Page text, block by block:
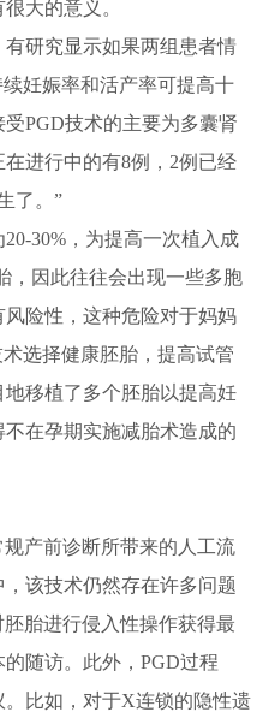
大的意义。
研究显示如果两组患者情
妊娠率和活产率可提高十
PGD技术的主要为多囊肾
进行中的有8例，2例已经
了。”
30%，为提高一次植入成
，因此往往会出现一些多胞
险性，这种危险对于妈妈
选择健康胚胎，提高试管
移植了多个胚胎以提高妊
在孕期实施减胎术造成的
产前诊断所带来的人工流
该技术仍然存在许多问题
胎进行侵入性操作获得最
随访。此外，PGD过程
比如，对于X连锁的隐性遗